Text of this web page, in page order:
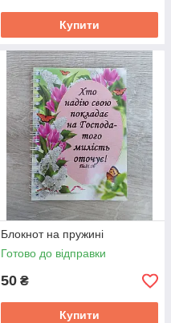
Купити
Блокнот на пружині
Готово до відправки
50 ₴
Купити